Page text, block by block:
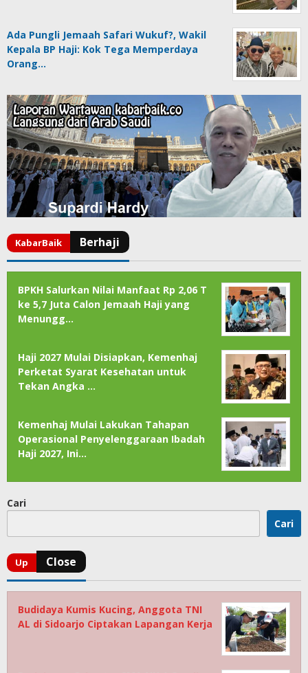
Ada Pungli Jemaah Safari Wukuf?, Wakil
Kepala BP Haji: Kok Tega Memperdaya
Orang…
BPKH Salurkan Nilai Manfaat Rp 2,06 T
ke 5,7 Juta Calon Jemaah Haji yang
Menungg…
Haji 2027 Mulai Disiapkan, Kemenhaj
Perketat Syarat Kesehatan untuk
Tekan Angka …
Kemenhaj Mulai Lakukan Tahapan
Operasional Penyelenggaraan Ibadah
Haji 2027, Ini…
Cari
Cari
Budidaya Kumis Kucing, Anggota TNI
AL di Sidoarjo Ciptakan Lapangan Kerja